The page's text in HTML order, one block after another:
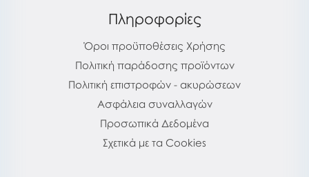
Πληροφορίες
Όροι προϋποθέσεις Χρήσης
Πολιτική παράδοσης προϊόντων
Πολιτική επιστροφών - ακυρώσεων
Ασφάλεια συναλλαγών
Προσωπικά Δεδομένα
Σχετικά με τα Cookies